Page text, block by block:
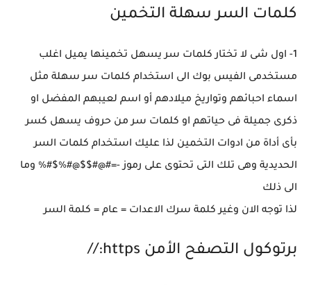
كلمات السر سهلة التخمين
1- اول شى لا تختار كلمات سر يسهل تخمينها يميل اغلب
مستخدمى الفيس بوك الى استخدام كلمات سر سهلة مثل
اسماء احبائهم وتواريخ ميلادهم أو اسم لعيبهم المفضل او
ذكرى جميلة فى حياتهم او كلمات سر من حروف يسهل كسر
بأى أداة من ادوات التخمين لذا عليك استخدام كلمات السر
الحديدية وهى تلك التى تحتوى على رموز -=#@#$$@#%$#% وما
الى ذلك
لذا توجه الان وغير كلمة سرك الاعدات = عام = كلمة السر
برتوكول التصفح الأمن https://